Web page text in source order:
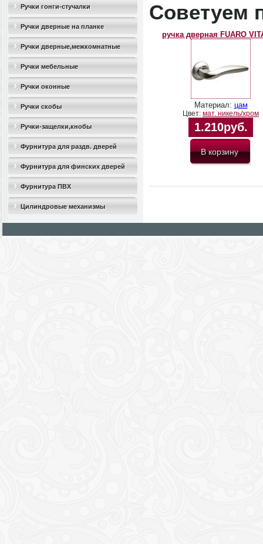
Ручки гонги-стучалки
Ручки дверные на планке
Ручки дверные,межкомнатные
Ручки мебельные
Ручки оконные
Ручки скобы
Ручки-защелки,кнобы
Фурнитура для раздв. дверей
Фурнитура для финских дверей
Фурнитура ПВХ
Цилиндровые механизмы
Советуем
ручка дверная FUARO
Материал: цам
Цвет: мат. никель/хром
1.210руб.